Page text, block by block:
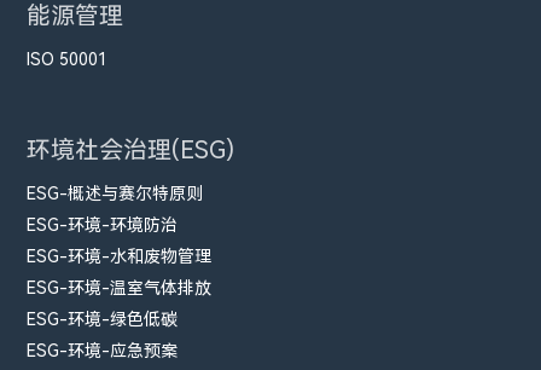
能源管理
ISO 50001
环境社会治理(ESG)
ESG-概述与赛尔特原则
ESG-环境-环境防治
ESG-环境-水和废物管理
ESG-环境-温室气体排放
ESG-环境-绿色低碳
ESG-环境-应急预案